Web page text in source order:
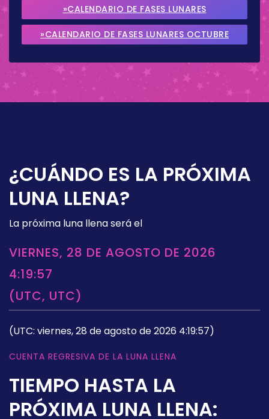
2026
»CALENDARIO DE FASES LUNARES
SEPTIEMBRE 2026
»CALENDARIO DE FASES LUNARES OCTUBRE
¿CUÁNDO ES LA PRÓXIMA
LUNA LLENA?
La próxima luna llena será el
VIERNES, 28 DE AGOSTO DE 2026
4:19:57
(UTC, UTC)
(UTC: viernes, 28 de agosto de 2026 4:19:57)
CUENTA REGRESIVA DE LA LUNA LLENA
TIEMPO HASTA LA
PRÓXIMA LUNA LLENA: